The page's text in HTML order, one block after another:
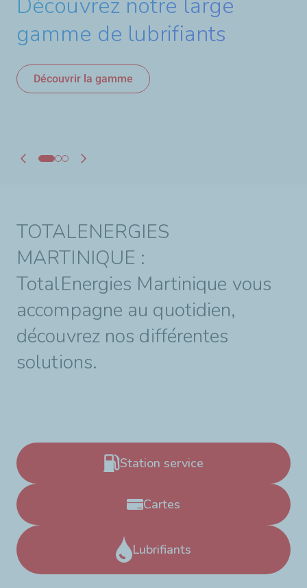
gamme de lubrifiants
Découvrir la gamme
vente dans vos stations-
service
n’a jamais été aussi simple avec
TOTALENERGIES
MARTINIQUE :
TotalEnergies Martinique vous
accompagne au quotidien,
découvrez nos différentes
solutions.
Station service
Cartes
Lubrifiants